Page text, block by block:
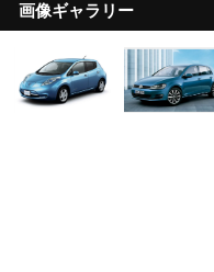
画像ギャラリー